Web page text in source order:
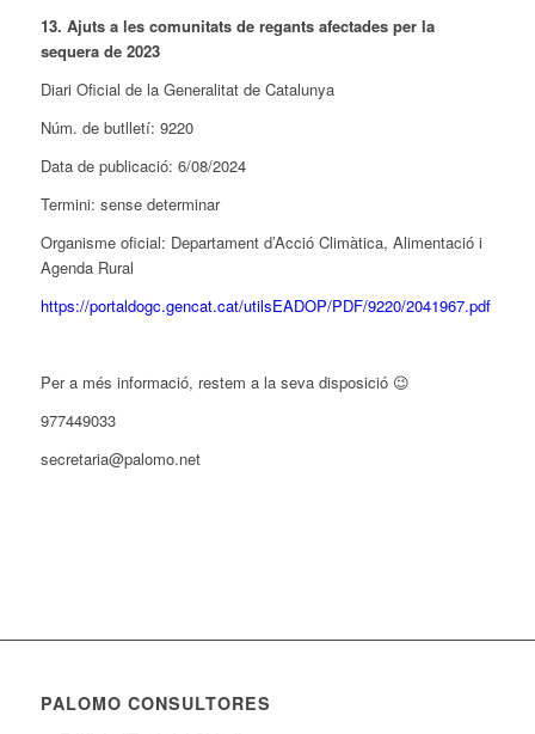
13. Ajuts a les comunitats de regants afectades per la
sequera de 2023
Diari Oficial de la Generalitat de Catalunya
Núm. de butlletí: 9220
Data de publicació: 6/08/2024
Termini: sense determinar
Organisme oficial: Departament d’Acció Climàtica, Alimentació i
Agenda Rural
https://portaldogc.gencat.cat/utilsEADOP/PDF/9220/2041967.pdf
Per a més informació, restem a la seva disposició 😉
977449033
secretaria@palomo.net
PALOMO CONSULTORES